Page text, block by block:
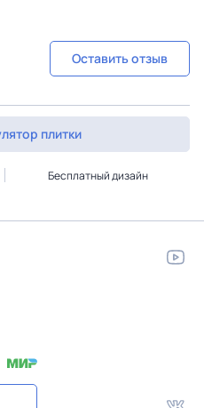
Оставить отзыв
плитки
Бесплатный дизайн